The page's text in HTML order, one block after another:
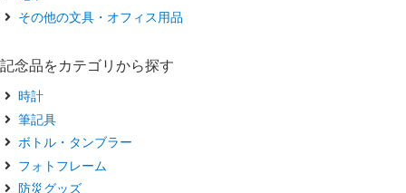
その他の文具・オフィス用品
記念品をカテゴリから探す
時計
筆記具
ボトル・タンブラー
フォトフレーム
防災グッズ